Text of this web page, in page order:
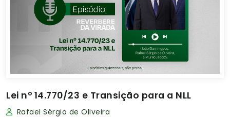
Lei nº 14.770/23 e Transição para a NLL
Rafael Sérgio de Oliveira